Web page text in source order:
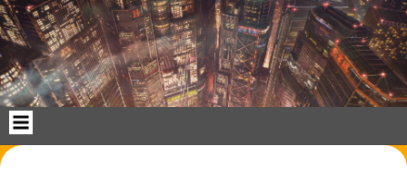
コ
ン
テ
ン
ツ
へ
ス
プ